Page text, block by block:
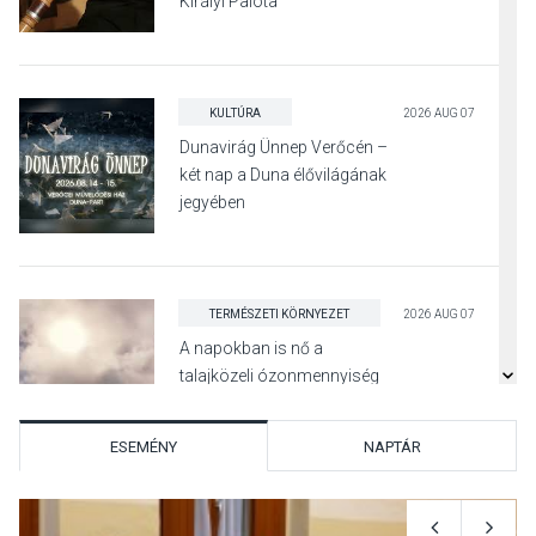
KULTÚRA 2026 AUG 07
Dunavirág Ünnep Verőcén –
két nap a Duna élővilágának
jegyében
TERMÉSZETI KÖRNYEZET 2026 AUG 07
A napokban is nő a
talajközeli ózonmennyiség
KULTÚRA
ESEMÉNY NAPTÁR